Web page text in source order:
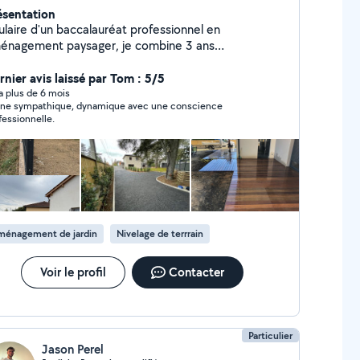
d'un baccalauréat professionnel en
paysager, je combine 3 ans
d'expérience au sein d'une entreprise de pisiciniste
en réalisant l'intégralité des aménagements
objectif : offrir des solutions sur
qui subliment vos espaces extérieurs, en alliant
fonctionnalité et durabilité. Chaque projet
une opportunité de transformer votre jardin en un
unique et agréable à vivre.
avis laissé par Tom : 5/5
plus de 6 mois
sympathique, dynamique avec une conscience
de jardin Nivelage de terrrain
Voir le profil Contacter
Particulier
Jason Perel